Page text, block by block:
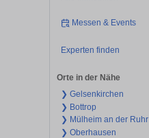
Messen & Events
Experten finden
Orte in der Nähe
❯ Gelsenkirchen
❯ Bottrop
❯ Mülheim an der Ruhr
❯ Oberhausen